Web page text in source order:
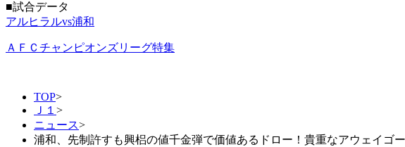
■試合データ
アルヒラルvs浦和
ＡＦＣチャンピオンズリーグ特集
TOP>
Ｊ１ >
ニュース>
浦和、先制許すも興梠の値千金弾で価値あるドロー！貴重なアウェイゴ